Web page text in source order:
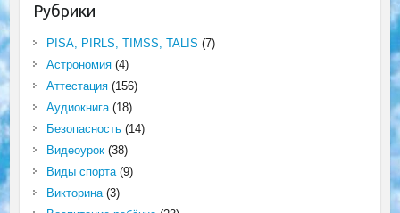
Рубрики
PISA, PIRLS, TIMSS, TALIS (7)
Астрономия(4)
Аттестация(156)
Аудиокнига(18)
Безопасность(14)
Видеоурок(38)
Виды спорта(9)
Викторина(3)